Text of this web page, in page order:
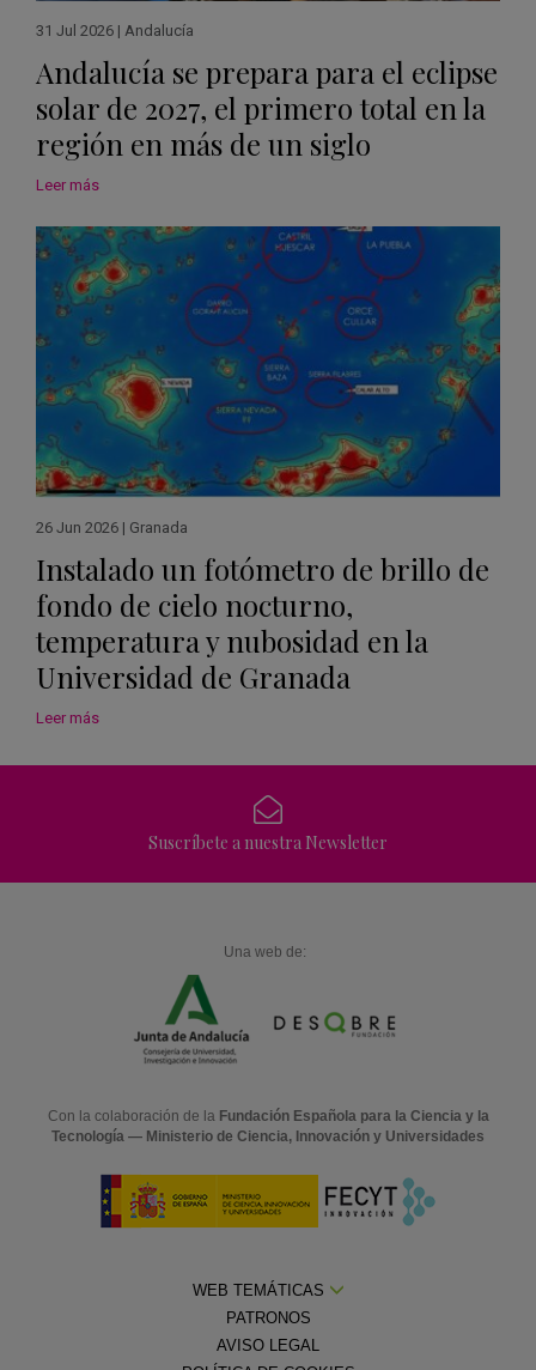
31 Jul 2026 | Andalucía
Andalucía se prepara para el eclipse
solar de 2027, el primero total en la
región en más de un siglo
Leer más
26 Jun 2026 | Granada
Instalado un fotómetro de brillo de
fondo de cielo nocturno,
temperatura y nubosidad en la
Universidad de Granada
Leer más
Suscríbete a nuestra Newsletter
Una web de:
Con la colaboración de la Fundación Española para la Ciencia y la
Tecnología — Ministerio de Ciencia, Innovación y Universidades
WEB TEMÁTICAS
PATRONOS
AVISO LEGAL